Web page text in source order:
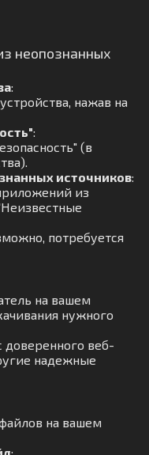
неопознанных
:
нажав на
:
(в
источников:
из
потребуется
на вашем
нужного
веб-
надежные
на вашем